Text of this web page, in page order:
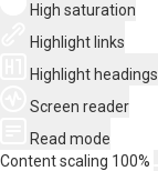
High saturation
Highlight links
Highlight headings
Screen reader
Read mode
Content scaling 100%